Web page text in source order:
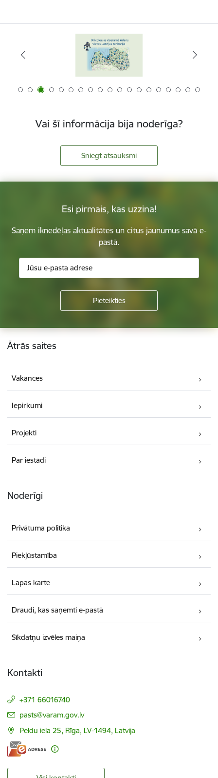
Vai šī informācija bija noderīga?
Sniegt atsauksmi
Esi pirmais, kas uzzina!
Saņem iknedēļas aktualitātes un citus jaunumus savā e-
pastā.
Kājene
Ātrās saites
Vakances
Iepirkumi
Projekti
Par iestādi
Noderīgi
Privātuma politika
Piekļūstamība
Lapas karte
Draudi, kas saņemti e-pastā
Sīkdatņu izvēles maiņa
Kontakti
+371 66016740
E-pasts:
pasts@varam.gov.lv
Peldu iela 25, Rīga, LV-1494, Latvija